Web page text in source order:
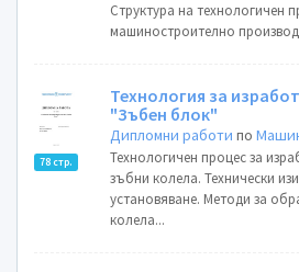
Структура на технологичен
машиностроително
78 стр.
Технология за
"Зъбен блок"
Дипломни работи по
Технологичен процес за
зъбни колела. Технически
установяване. Методи за
колела...